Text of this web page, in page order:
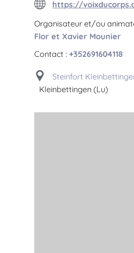
https://
Organisateur et/ou
Flor et Xavier Mounier
Contact : +352691604118
Steinfort
Kleinbettingen (Lu)